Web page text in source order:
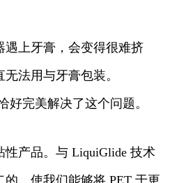
遇上牙膏，会变得很难挤
法用与牙膏包装。
好完美解决了这个问题。
性产品。与 LiquiGlide 技术